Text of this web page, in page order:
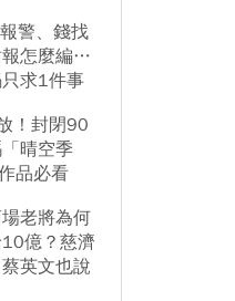
警、錢找
報怎麼編…
求1件事
！封閉90
晴空季
品必看
老將為何
億？慈濟
英文也說